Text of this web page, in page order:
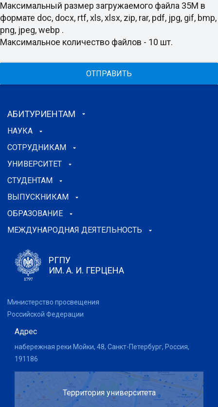
Максимальный размер загружаемого файла 35M в
формате doc, docx, rtf, xls, xlsx, zip, rar, pdf, jpg, gif, bmp,
png, jpeg, webp .
Максимальное количество файлов - 10 шт.
ОТПРАВИТЬ
АБИТУРИЕНТАМ
НАУКА
СОТРУДНИКАМ
УНИВЕРСИТЕТ
СТУДЕНТАМ
ВЫПУСКНИКАМ
ОБРАЗОВАНИЕ
МЕЖДУНАРОДНАЯ ДЕЯТЕЛЬНОСТЬ
РГПУ
ИМ. А. И. ГЕРЦЕНА
Министерство просвещения
Российской Федерации
Адрес
набережная реки Мойки, 48, Санкт-Петербург, Россия,
191186
Территория университета